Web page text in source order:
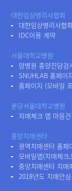
대한임상병리사협회
대한임상병리사협
IDC이용 계약
서울대학교병원
암병원 종양진담검
SNUHLAB 홈페이
홈페이지 (모바일
분당서울대학교병원
치매체크 앱 마음
중앙치매센터
광역치매센터 홈페
모바일앱(치매체크
중앙치매센터 치매
2018년도 치매안